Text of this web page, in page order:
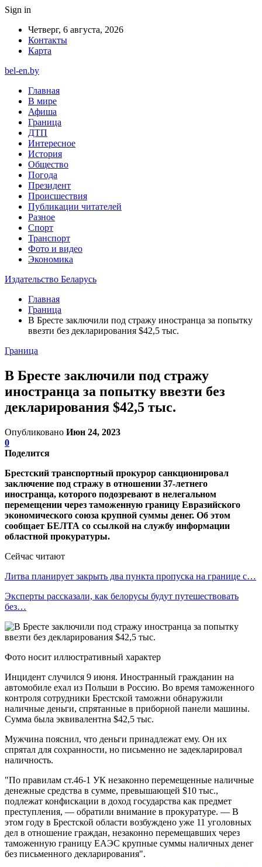
Sign in
Четверг, 6 августа, 2026
Контакты
Карта
bel-en.by
Главная
В мире
Афиша
Граница
ДТП
Интересное
История
Общество
Погода
Президент
Происшествия
Публикации читателей
Разное
Спорт
Транспорт
Фото и видео
Экономика
Издательство Беларусь
Главная
Граница
В Бресте заключили под стражу иностранца за попытку
ввезти без декларирования $42,5 тыс.
Граница
В Бресте заключили под стражу
иностранца за попытку ввезти без
декларирования $42,5 тыс.
Опубликовано Июн 24, 2023
0
Поделится
Брестский транспортный прокурор санкционировал
заключение под стражу в отношении 37-летнего
иностранца, которого подозревают в нелегальном
перемещении через таможенную границу Евразийского
экономического союза крупной суммы денег. Об этом
сообщает БЕЛТА со ссылкой на службу информации
областной прокуратуры.
Сейчас читают
Литва планирует закрыть два пункта пропуска на границе с…
Эксперты рассказали, как белорусы будут путешествовать
без…
Фото носит иллюстративный характер
Инцидент случился 9 июня. Иностранный гражданин на
автомобиле ехал из Польши в Россию. Во время таможенного
контроля сотрудники Брестской таможни обнаружили
наличные деньги, спрятанные в приборной панели машины.
Сумма была эквивалентна $42,5 тыс.
Мужчина пояснил, что деньги принадлежат ему. Он их
спрятал для сохранности, но письменно не задекларировал
наличность.
"По правилам ст.46-1 УК незаконно перемещенные наличные
денежные средства в сумме, превышающей $10 тыс.,
подлежат конфискации в доход государства как предмет
преступления, — обратили внимание в прокуратуре. — В
этом году в Брестской области возбуждено уже 11 уголовных
дел в отношение граждан, незаконно перемещавших через
таможенную границу ЕАЭС крупные суммы наличных денег
без письменного декларирования".